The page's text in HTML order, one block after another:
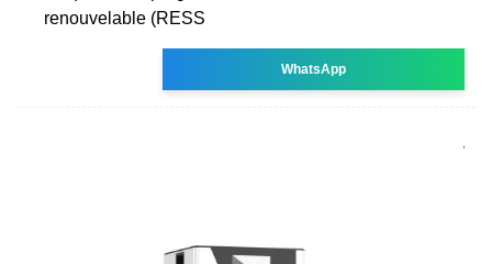
renouvelable (RESS
WhatsApp